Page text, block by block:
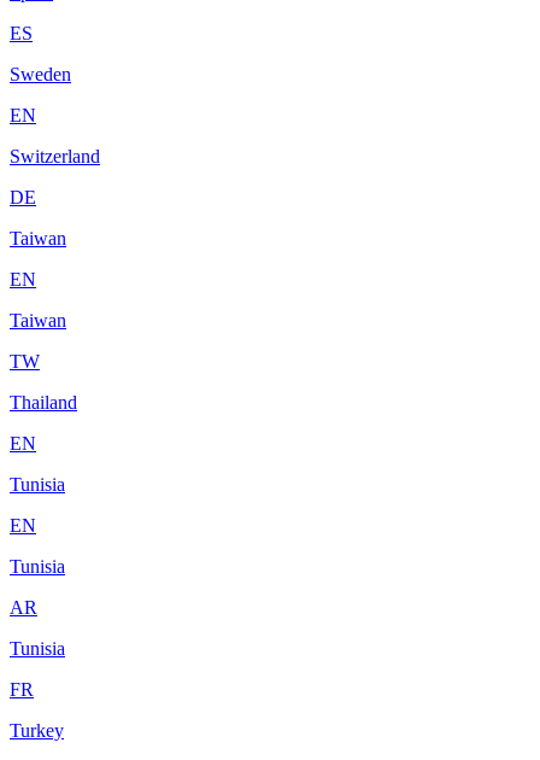
ES
Sweden
EN
Switzerland
DE
Taiwan
EN
Taiwan
TW
Thailand
EN
Tunisia
EN
Tunisia
AR
Tunisia
FR
Turkey